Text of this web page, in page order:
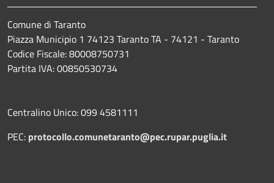
Comune di Taranto
Piazza Municipio 1 74123 Taranto TA - 74121 - Taranto
Codice Fiscale: 80008750731
Partita IVA: 00850530734
Centralino Unico: 099 4581111
PEC: protocollo.comunetaranto@pec.rupar.puglia.it